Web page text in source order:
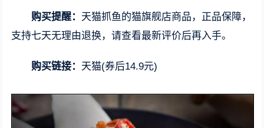
购买提醒： 天猫抓鱼的猫旗舰店商品，正品保障，
支持七天无理由退换，请查看最新评价后再入手。
购买链接： 天猫(券后14.9元)